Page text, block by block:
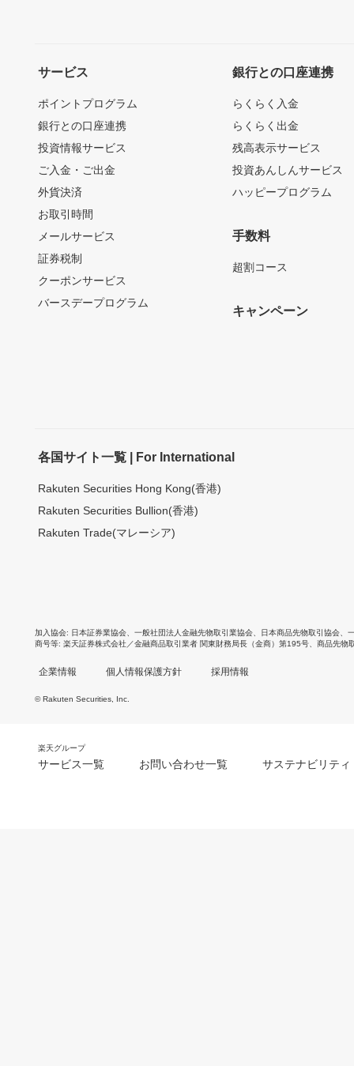
サービス
ポイントプログラム
銀行との口座連携
投資情報サービス
ご入金・ご出金
外貨決済
お取引時間
メールサービス
証券税制
クーポンサービス
バースデープログラム
銀行との口座連携
らくらく入金
らくらく出金
残高表示サービス
投資あんしんサービス
ハッピープログラム
手数料
超割コース
キャンペーン
各国サイト一覧 | For International
Rakuten Securities Hong Kong(香港)
Rakuten Securities Bullion(香港)
Rakuten Trade(マレーシア)
加入協会 日本証券業協会 一般社団法人金融先物取引業協会 日本商品先物取引協会
商号等 楽天証券株式会社／金融商品取引業者 関東財務局長（金商）第195号、商品先物
企業情報 個人情報保護方針 採用情報
© Rakuten Securities, Inc.
楽天グループ
サービス一覧 お問い合わせ一覧 サステナビリティ